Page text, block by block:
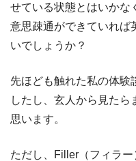
せている状態とはいかな
意思疎通ができていれば
いでしょうか？
先ほども触れた私の体験
したし、玄人から見たら
思います。
ただし、Filler（フィラ